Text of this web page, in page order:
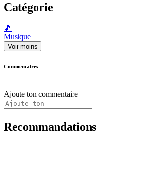
Catégorie
🎵
Musique
Voir moins
Commentaires
Ajoute ton commentaire
Recommandations